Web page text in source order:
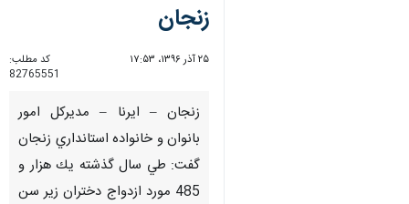
زنجان
۲۵ آذر ۱۳۹۶، ۱۷:۵۳
کد مطلب:
82765551